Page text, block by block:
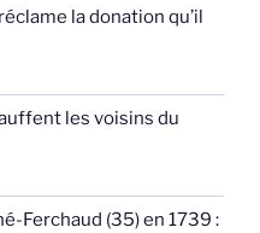
la donation qu’il
les voisins du
Ferchaud (35) en 1739 :